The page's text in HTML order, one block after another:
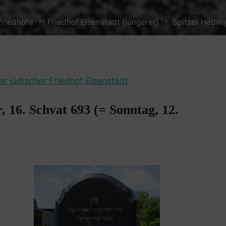
Friedhof Eisenstadt (jüngerer) Spitzer
jüdischer Friedhof Eisenstadt
Schvat 693 (= Sonntag, 12.